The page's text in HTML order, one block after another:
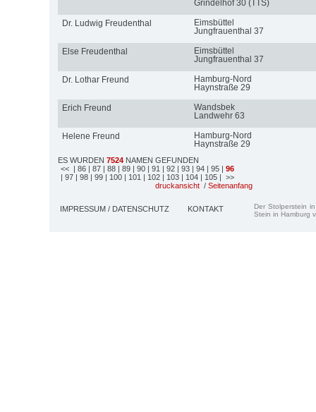
Grindelhof 30 (TTS)
Dr. Ludwig Freudenthal
Eimsbüttel
Jungfrauenthal 37
Else Freudenthal
Eimsbüttel
Jungfrauenthal 37
Dr. Lothar Freund
Hamburg-Nord
Haynstraße 29
Erich Freund
Wandsbek
Landwehr 63
Helene Freund
Hamburg-Nord
Haynstraße 29
ES WURDEN 7524 NAMEN GEFUNDEN
<< | 86 | 87 | 88 | 89 | 90 | 91 | 92 | 93 | 94 | 95 | 96
| 97 | 98 | 99 | 100 | 101 | 102 | 103 | 104 | 105 | >>
druckansicht / Seitenanfang
IMPRESSUM / DATENSCHUTZ KONTAKT
Der Stolperstein
Stein in Hamburg